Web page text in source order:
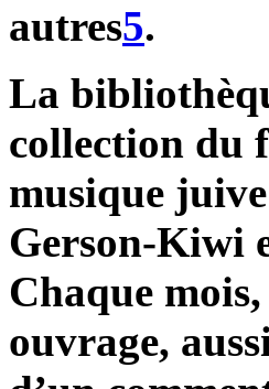
autres5.
La
collection du
musique
Gerson-Kiwi
Chaque
ouvrage,